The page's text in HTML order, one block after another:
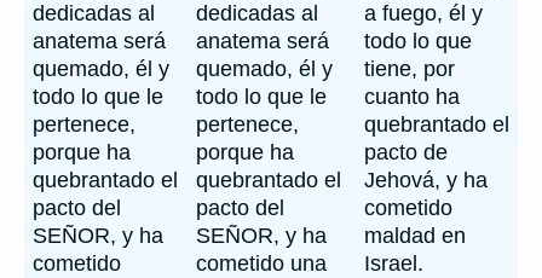
dedicadas al
anatema será
quemado, él y
todo lo que le
pertenece,
porque ha
quebrantado el
pacto del
SEÑOR, y ha
cometido
dedicadas al
anatema será
quemado, él y
todo lo que le
pertenece,
porque ha
quebrantado el
pacto del
SEÑOR, y ha
cometido una
a fuego, él y
todo lo que
tiene, por
cuanto ha
quebrantado el
pacto de
Jehová, y ha
cometido
maldad en
Israel.